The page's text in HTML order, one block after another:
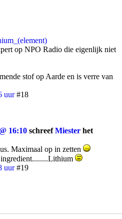
op NPO Radio die eigenlijk niet
stof op Aarde en is verre van
uur #18
16:10 schreefMiester het
Maximaal op in zetten
ingredient........Lithium
uur #19